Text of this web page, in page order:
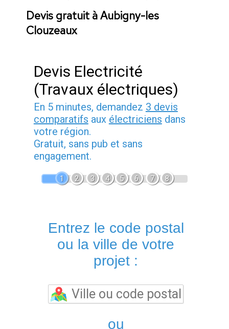
Devis gratuit à Aubigny-les
Clouzeaux
Devis Electricité
(Travaux électriques)
En 5 minutes, demandez 3 devis
comparatifs aux électriciens dans
votre région.
Gratuit, sans pub et sans
engagement.
1 2 3 4 5 6 7 8
Entrez le code postal
ou la ville de votre
projet :
ou